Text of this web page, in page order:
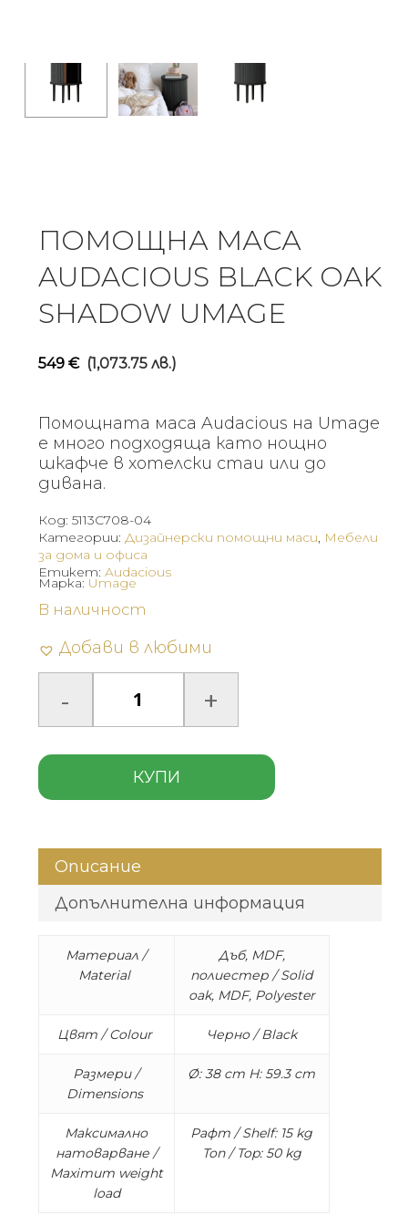
ПОМОЩНА МАСА
AUDACIOUS BLACK OAK
SHADOW UMAGE
549 € (1,073.75 лв.)
Помощната маса Audacious на Umage
е много подходяща като нощно
шкафче в хотелски стаи или до
дивана.
Код: 5113C708-04
Категории: Дизайнерски помощни маси, Мебели
за дома и офиса
Етикет: Audacious
В наличност
Добави в любими
КУПИ
Марка: Umage
Описание
Допълнителна информация
Материал /
Material
Дъб, MDF,
полиестер / Solid
oak, MDF, Polyester
Цвят / Colour Черно / Black
Размери /
Dimensions
Ø: 38 cm H: 59.3 cm
Максимално
натоварване /
Maximum weight
load
Рафт / Shelf: 15 kg
Топ / Top: 50 kg